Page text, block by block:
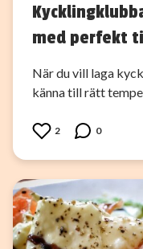
med perfekt
När du vill laga
känna till rätt
2 0